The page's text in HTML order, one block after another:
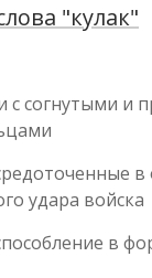
"кулак"
с согнутыми и
удара войска
в